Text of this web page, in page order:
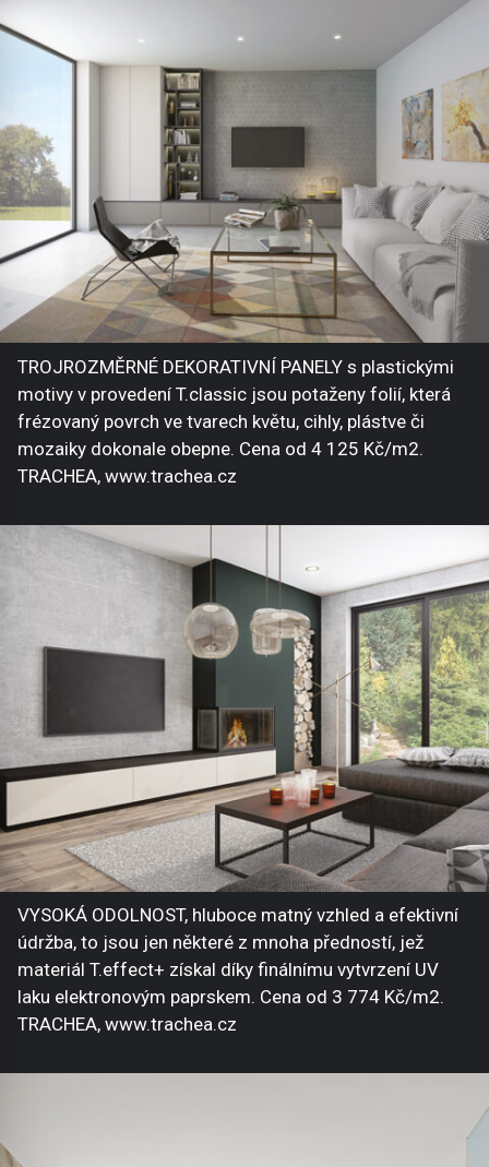
TROJROZMĚRNÉ DEKORATIVNÍ PANELY s plastickými
motivy v provedení T.classic jsou potaženy folií, která
frézovaný povrch ve tvarech květu, cihly, plástve či
mozaiky dokonale obepne. Cena od 4 125 Kč/m2.
TRACHEA, www.trachea.cz
VYSOKÁ ODOLNOST, hluboce matný vzhled a efektivní
údržba, to jsou jen některé z mnoha předností, jež
materiál T.effect+ získal díky finálnímu vytvrzení UV
laku elektronovým paprskem. Cena od 3 774 Kč/m2.
TRACHEA, www.trachea.cz